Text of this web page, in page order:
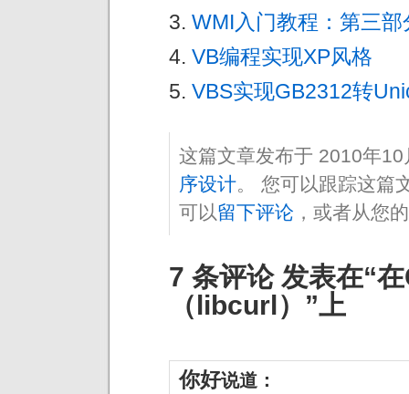
WMI入门教程：第三部
VB编程实现XP风格
VBS实现GB2312转
这篇文章发布于 2010年
序设计。 您可以跟踪这篇
可以留下评论 ，或者从您
7 条评论 发表在“
（libcurl）”上
你好说道：